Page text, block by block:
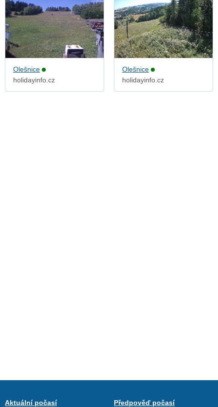
Olešnice
holidayinfo.cz
Olešnice
holidayinfo.cz
Aktuální počasí
Předpověď počasí